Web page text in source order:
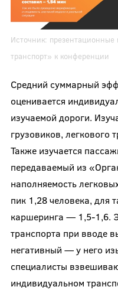
Источник:
транспорт» к конференции
Средний суммарный
оценивается
изучаемой дороги.
грузовиков, легкового
Также изучается
передаваемый из
наполняемость
пик 1,28 человека, для
каршеринга — 1,5-1,6.
транспорта при вводе
негативный — у него
специалисты
индивидуальном